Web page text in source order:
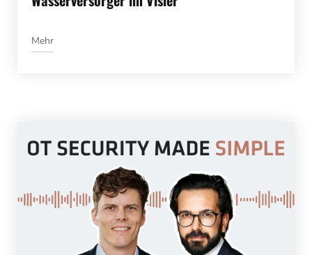
Mehr